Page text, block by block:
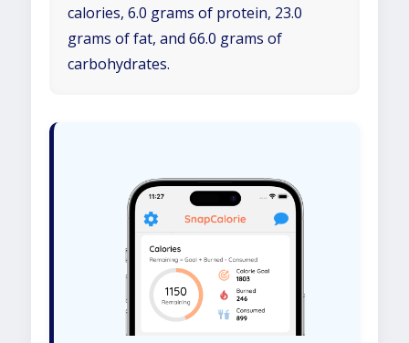
calories, 6.0 grams of protein, 23.0
grams of fat, and 66.0 grams of
carbohydrates.